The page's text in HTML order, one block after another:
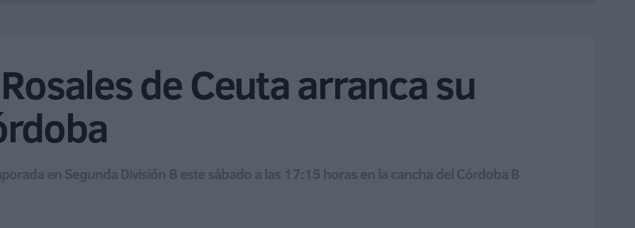
de Ceuta arranca su
en Segunda División B este sábado a las 17:15 horas en la cancha del Córdoba B